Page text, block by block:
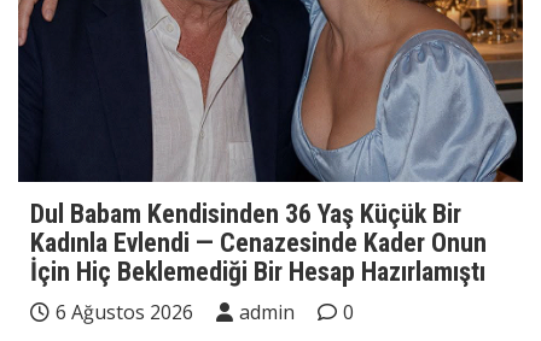
Dul Babam Kendisinden 36 Yaş Küçük Bir
Kadınla Evlendi — Cenazesinde Kader Onun
İçin Hiç Beklemediği Bir Hesap Hazırlamıştı
6 Ağustos 2026 admin
0